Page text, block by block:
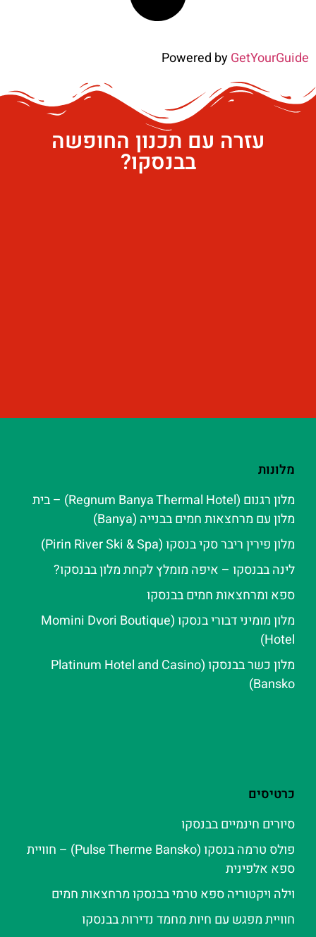
Powered byGetYourGuide
עזרה עם תכנון החופשה
בבנסקו?
מלונות
מלון רגנום (Regnum Banya Thermal Hotel) – בית
מלון עם מרחצאות חמים בבנייה (Banya)
מלון פירין ריבר סקי בנסקו (Pirin River Ski & Spa‬)
לינה בבנסקו – איפה מומלץ לקחת מלון בבנסקו?
ספא ומרחצאות חמים בבנסקו
מלון מומיני דבורי בנסקו (Momini Dvori Boutique
Hotel)
מלון כשר בבנסקו (Platinum Hotel and Casino
Bansko)
כרטיסים
סיורים חינמיים בבנסקו
פולס טרמה בנסקו (Pulse Therme Bansko) – חוויית
ספא אלפינית
וילה ויקטוריה ספא טרמי בבנסקו מרחצאות חמים
חוויית מפגש עם חיות מחמד נדירות בבנסקו